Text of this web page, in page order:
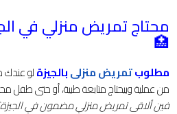
محتاج تمريض منزلي في
🏥
مطلوبتمريض منزلىبالجيزةلو عندك
من عملية وبيحتاج متابعة طبية، أو حتى طفل
فين ألاقى تمريض منزلي مضمون في